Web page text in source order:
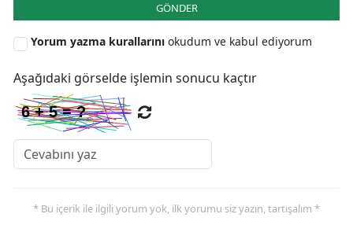
GÖNDER
Yorum yazma kurallarını okudum ve kabul ediyorum
Aşağıdaki görselde işlemin sonucu kaçtır
* Bu içerik ile ilgili yorum yok, ilk yorumu siz yazın, tartışalım *